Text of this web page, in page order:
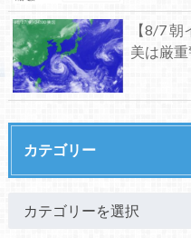
【8/7
美は厳
カテゴリー